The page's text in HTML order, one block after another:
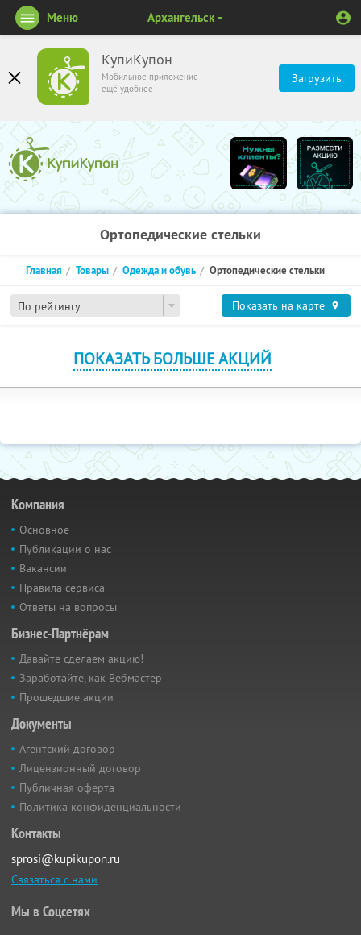
КупиКупон
Мобильное приложение
ещё удобнее
Загрузить
Меню Архангельск
Ортопедические стельки
По рейтингу
Главная Товары Одежда и обувь Ортопедические стельки
Показать на карте
ПОКАЗАТЬ БОЛЬШЕ АКЦИЙ
Компания
Основное
Публикации о нас
Вакансии
Правила сервиса
Ответы на вопросы
Бизнес-Партнёрам
Давайте сделаем акцию!
Заработайте, как Вебмастер
Прошедшие акции
Документы
Агентский договор
Лицензионный договор
Публичная оферта
Политика конфиденциальности
Контакты
sprosi@kupikupon.ru
Связаться с нами
Мы в Соцсетях